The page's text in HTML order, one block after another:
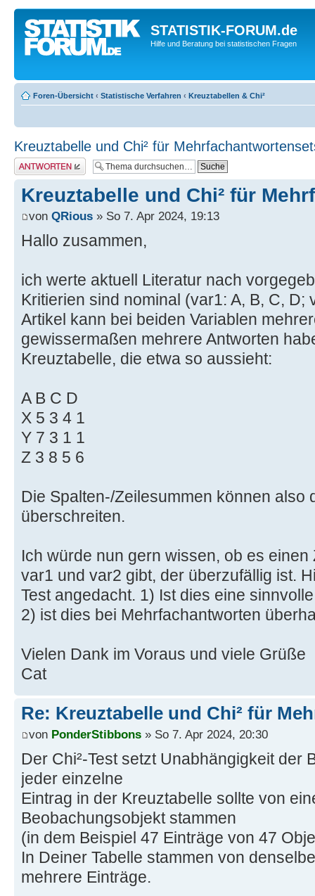
STATISTIK-FORUM.de
Hilfe und Beratung bei statistischen Fragen
Foren-Übersicht ‹ Statistische Verfahren ‹ Kreuztabellen & Chi²
Kreuztabelle und Chi² für
Antwort erstellen
Kreuztabelle und Chi² für
von QRious » So 7. Apr 2024, 19:13
Hallo zusammen,
ich werte aktuell Literatur nach
Kritierien sind nominal (var1: A, B, C, D;
Artikel kann bei beiden Variablen
gewissermaßen mehrere Antworten
Kreuztabelle, die etwa so aussieht:
A B C D
X 5 3 4 1
Y 7 3 1 1
Z 3 8 5 6
Die Spalten-/Zeilesummen können also
überschreiten.
Ich würde nun gern wissen, ob es
var1 und var2 gibt, der überzufällig ist.
Test angedacht. 1) Ist dies eine
2) ist dies bei Mehrfachantworten
Vielen Dank im Voraus und viele Grüße
Cat
Re: Kreuztabelle und Chi² für
von PonderStibbons » So 7. Apr 2024, 20:30
Der Chi²-Test setzt Unabhängigkeit der
jeder einzelne
Eintrag in der Kreuztabelle sollte von
Beobachungsobjekt stammen
(in dem Beispiel 47 Einträge von 47
In Deiner Tabelle stammen von
mehrere Einträge.